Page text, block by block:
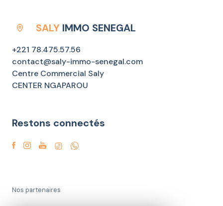
SALY IMMO SENEGAL
+221 78.475.57.56
contact@saly-immo-senegal.com
Centre Commercial Saly
CENTER NGAPAROU
Restons connectés
Nos partenaires